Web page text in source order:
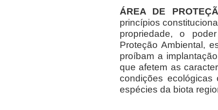
ÁREA DE
princípios
propriedade, o
Proteção Ambiental,
proíbam a
que afetem as
condições
espécies da biota